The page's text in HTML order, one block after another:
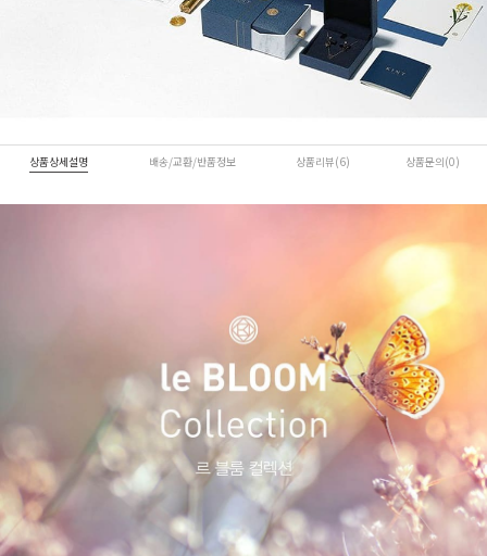
상품상세설명 배송/교환/반품정보 상품리뷰(6) 상품문의(0)